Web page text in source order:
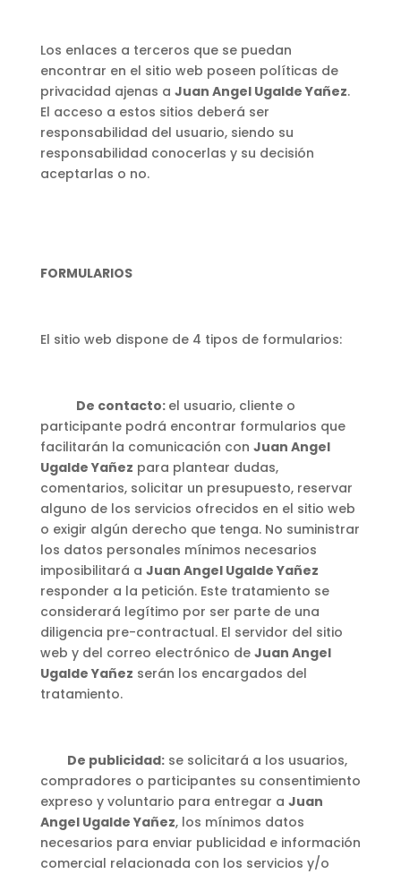
Los enlaces a terceros que se puedan
encontrar en el sitio web poseen políticas de
privacidad ajenas a Juan Angel Ugalde Yañez.
El acceso a estos sitios deberá ser
responsabilidad del usuario, siendo su
responsabilidad conocerlas y su decisión
aceptarlas o no.
FORMULARIOS
El sitio web dispone de 4 tipos de formularios:
De contacto: el usuario, cliente o
participante podrá encontrar formularios que
facilitarán la comunicación con Juan Angel
Ugalde Yañez para plantear dudas,
comentarios, solicitar un presupuesto, reservar
alguno de los servicios ofrecidos en el sitio web
o exigir algún derecho que tenga. No suministrar
los datos personales mínimos necesarios
imposibilitará a Juan Angel Ugalde Yañez
responder a la petición. Este tratamiento se
considerará legítimo por ser parte de una
diligencia pre-contractual. El servidor del sitio
web y del correo electrónico de Juan Angel
Ugalde Yañez serán los encargados del
tratamiento.
De publicidad:se solicitará a los usuarios,
compradores o participantes su consentimiento
expreso y voluntario para entregar a Juan
Angel Ugalde Yañez, los mínimos datos
necesarios para enviar publicidad e información
comercial relacionada con los servicios y/o